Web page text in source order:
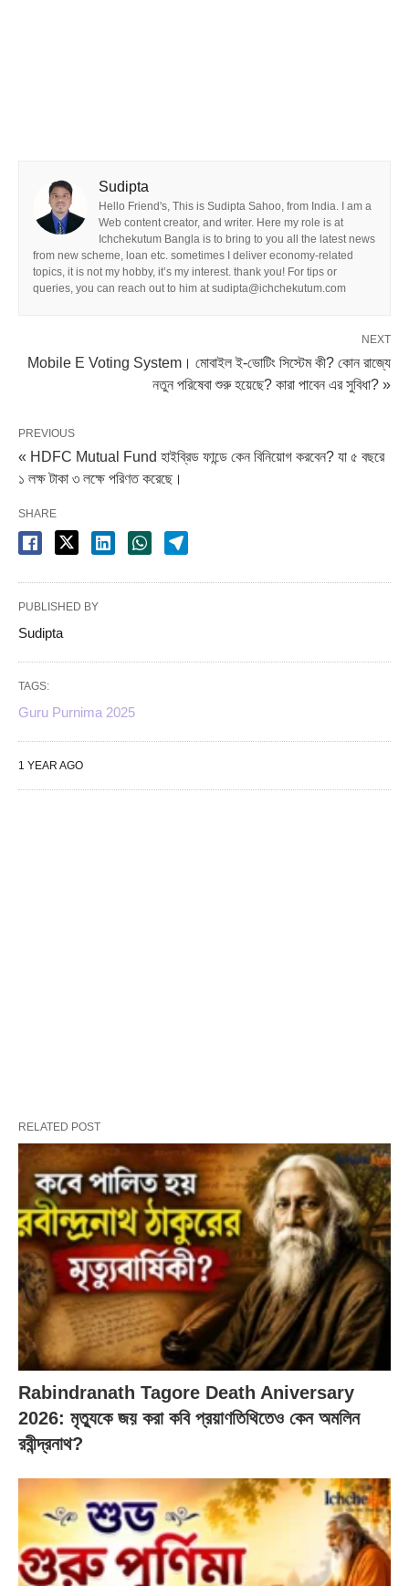
Sudipta
Hello Friend's, This is Sudipta Sahoo, from India. I am a
Web content creator, and writer. Here my role is at
Ichchekutum Bangla is to bring to you all the latest news
from new scheme, loan etc. sometimes I deliver economy-related
topics, it is not my hobby, it’s my interest. thank you! For tips or
queries, you can reach out to him at sudipta@ichchekutum.com
NEXT
Mobile E Voting System। মোবাইল ই-ভোটিং সিস্টেম কী? কোন রাজ্যে
নতুন পরিষেবা শুরু হয়েছে? কারা পাবেন এর সুবিধা? »
PREVIOUS
« HDFC Mutual Fund হাইব্রিড ফান্ডে কেন বিনিয়োগ করবেন? যা ৫ বছরে
১ লক্ষ টাকা ৩ লক্ষে পরিণত করেছে।
SHARE
PUBLISHED BY
Sudipta
TAGS:
Guru Purnima 2025
1 YEAR AGO
RELATED POST
Rabindranath Tagore Death Aniversary
2026: মৃত্যুকে জয় করা কবি প্রয়াণতিথিতেও কেন অমলিন
রবীন্দ্রনাথ?